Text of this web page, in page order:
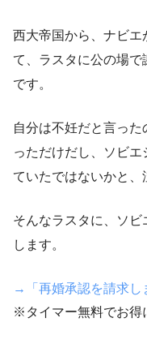
西大帝国から、ナビエ
て、ラスタに公の場
です。
自分は不妊だと言っ
っただけだし、ソビ
ていたではないかと、
そんなラスタに、ソ
します。
→「再婚承認を請求し
※タイマー無料でお得